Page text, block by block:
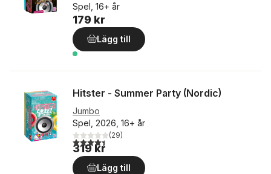
Spel, 16+ år
179 kr
Lägg till
Hitster - Summer Party (Nordic)
Jumbo
Spel, 2026, 16+ år
4,4utav 5 stjärnor. Totalt antal röster:
(29)
319 kr
Lägg till